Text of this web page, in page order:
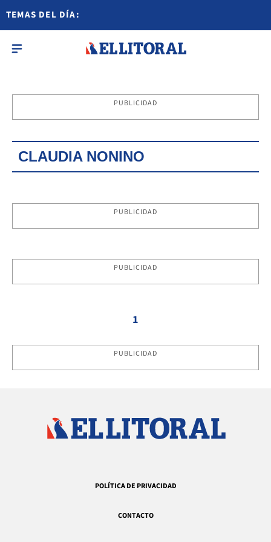
TEMAS DEL DÍA:
PUBLICIDAD
CLAUDIA NONINO
PUBLICIDAD
PUBLICIDAD
1
PUBLICIDAD
POLÍTICA DE PRIVACIDAD
CONTACTO